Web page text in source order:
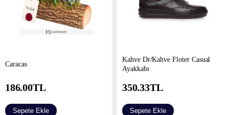
Caracas
186.00TL
Sepete Ekle
Kahve Dr/Kahve Floter Casual
Ayakkabı
350.33TL
Sepete Ekle